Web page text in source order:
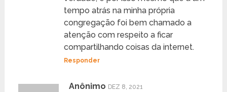
tempo atrás na minha própria
congregação foi bem chamado a
atenção com respeito a ficar
compartilhando coisas da internet.
Responder
Anônimo DEZ 8, 2021